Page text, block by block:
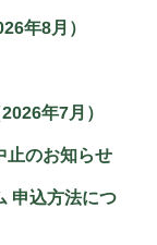
年8月）
年7月）
止のお知らせ
申込方法につ